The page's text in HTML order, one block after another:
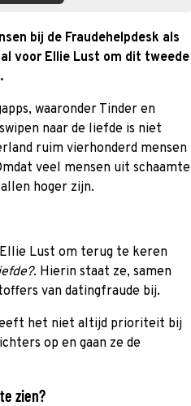
bij de Fraudehelpdesk als
voor Ellie Lust om dit tweede
waaronder Tinder en
naar de liefde is niet
ruim vierhonderd mensen
veel mensen uit schaamte
hoger zijn.
Lust om terug te keren
. Hierin staat ze, samen
van datingfraude bij.
het niet altijd prioriteit bij
op en gaan ze de
zien?